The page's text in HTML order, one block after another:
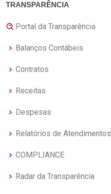
TRANSPARÊNCIA
Portal da Transparência
Balanços Contábeis
Contratos
Receitas
Despesas
Relatórios de Atendimentos
COMPLIANCE
Radar da Transparência